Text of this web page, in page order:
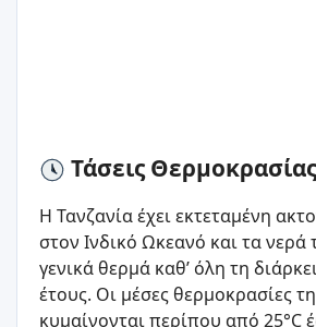
Τάσεις
Η Τανζανία έχει εκτεταμένη
στον Ινδικό Ωκεανό και τα νερά
γενικά θερμά καθ’ όλη τη
έτους. Οι μέσες θερμοκρασίες
κυμαίνονται περίπου από 25°C